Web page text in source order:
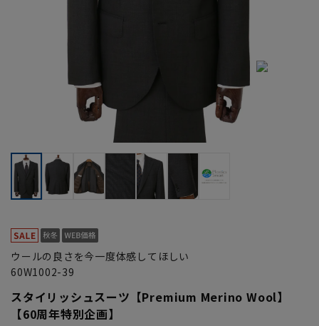
ウールの良さを今一度体感してほしい
60W1002-39
スタイリッシュスーツ【Premium Merino Wool】
【60周年特別企画】